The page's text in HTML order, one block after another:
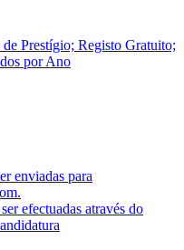
Prestígio; Registo Gratuito;
por Ano
enviadas para
efectuadas através do